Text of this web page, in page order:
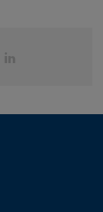
Partager